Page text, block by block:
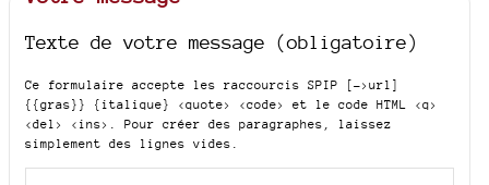
Texte de votre message (obligatoire)
Ce formulaire accepte les raccourcis SPIP
[->url]
{{gras}} {italique} <quote> <code>
et le code HTML <q>
<del> <ins> . Pour créer des paragraphes, laissez
simplement des lignes vides.